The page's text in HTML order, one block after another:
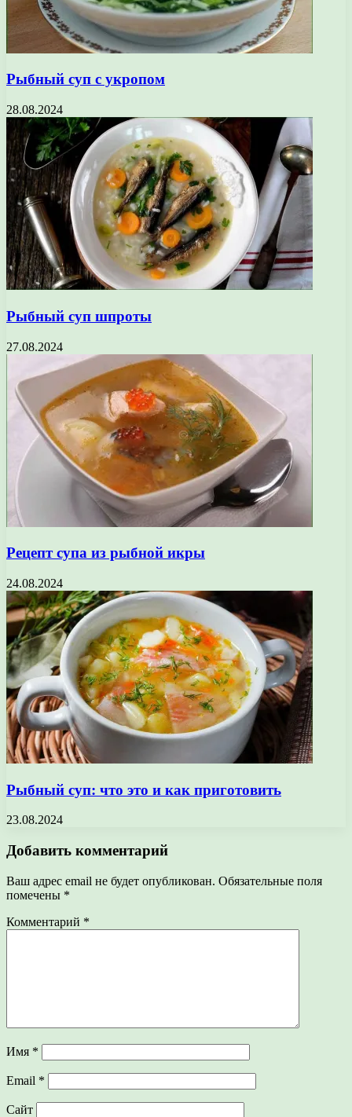
Рыбный суп с укропом
28.08.2024
Рыбный суп шпроты
27.08.2024
Рецепт супа из рыбной икры
24.08.2024
Рыбный суп: что это и как приготовить
23.08.2024
Добавить комментарий
Ваш адрес email не будет опубликован. Обязательные поля
помечены *
Комментарий *
Имя *
Email *
Сайт